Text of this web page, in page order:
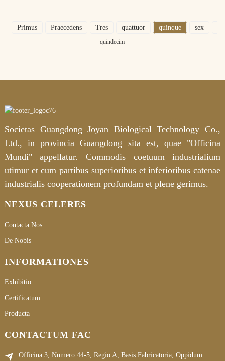
Primus Praecedens Tres quattuor quinque sex
quindecim
Societas Guangdong Joyan Biological Technology Co.,
Ltd., in provincia Guangdong sita est, quae "Officina
Mundi" appellatur. Commodis coetuum industrialium
utimur et cum partibus superioribus et inferioribus catenae
industrialis cooperationem profundam et plene gerimus.
NEXUS CELERES
Contacta Nos
De Nobis
INFORMATIONES
Exhibitio
Certificatum
Producta
CONTACTUM FAC
Officina 3, Numero 44-5, Regio A, Basis Fabricatoria, Oppidum